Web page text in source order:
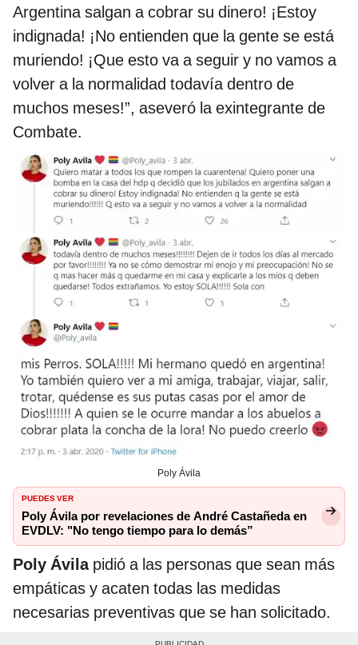
Argentina salgan a cobrar su dinero! ¡Estoy
indignada! ¡No entienden que la gente se está
muriendo! ¡Que esto va a seguir y no vamos a
volver a la normalidad todavía dentro de
muchos meses!”, aseveró la exintegrante de
Combate.
Poly Ávila
PUEDES VER
Poly Ávila por revelaciones de André Castañeda en
EVDLV: "No tengo tiempo para lo demás”
Poly Ávilapidió a las personas que sean más
empáticas y acaten todas las medidas
necesarias preventivas que se han solicitado.